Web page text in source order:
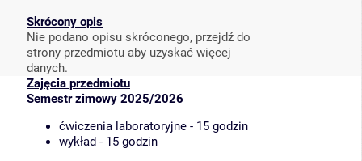
Skrócony opis
Nie podano opisu skróconego, przejdź do
strony przedmiotu aby uzyskać więcej
danych.
Zajęcia przedmiotu
Semestr zimowy 2025/2026
ćwiczenia laboratoryjne - 15 godzin
wykład - 15 godzin